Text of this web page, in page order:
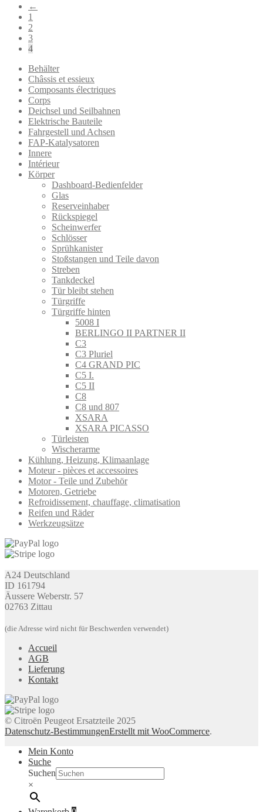
←
1
2
3
4
Behälter
Châssis et essieux
Composants électriques
Corps
Deichsel und Seilbahnen
Elektrische Bauteile
Fahrgestell und Achsen
FAP-Katalysatoren
Innere
Intérieur
Körper
Dashboard-Bedienfelder
Glas
Reserveinhaber
Rückspiegel
Scheinwerfer
Schlösser
Sprühkanister
Stoßstangen und Teile davon
Streben
Tankdeckel
Tür bleibt stehen
Türgriffe
Türgriffe hinten
5008 I
BERLINGO II PARTNER II
C3
C3 Pluriel
C4 GRAND PIC
C5 I.
C5 II
C8
C8 und 807
XSARA
XSARA PICASSO
Türleisten
Wischerarme
Kühlung, Heizung, Klimaanlage
Moteur - pièces et accessoires
Motor - Teile und Zubehör
Motoren, Getriebe
Refroidissement, chauffage, climatisation
Reifen und Räder
Werkzeugsätze
A24 Deutschland
ID 161794
Äussere Weberstr. 57
02763 Zittau
(die Adresse wird nicht für Beschwerden verwendet)
Accueil
AGB
Lieferung
Kontakt
© Citroën Peugeot Ersatzteile 2025
Datenschutz-BestimmungenErstellt mit WooCommerce.
Mein Konto
Suche
Suchen
×